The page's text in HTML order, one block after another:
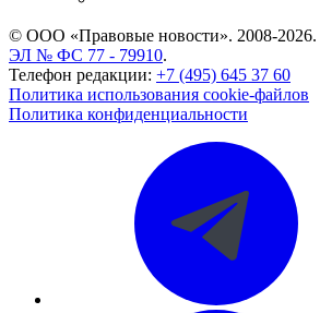
© ООО «Правовые новости». 2008-2026.
ЭЛ № ФС 77 - 79910.
Телефон редакции: +7 (495) 645 37 60
Политика использования cookie-файлов
Политика конфиденциальности